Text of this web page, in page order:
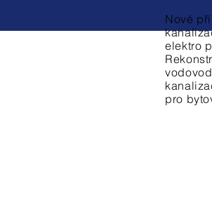
Nové
elektro
pro